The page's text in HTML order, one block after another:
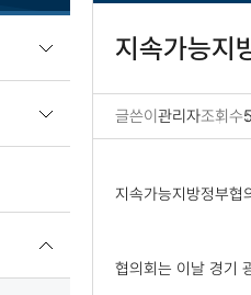
지속가능지
글쓴이관리자조회수
지속가능지방정부
협의회는 이날 경기